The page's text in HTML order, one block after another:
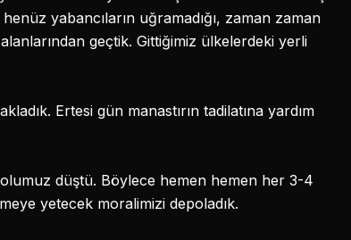
yabancıların uğramadığı, zaman zaman
geçtik. Gittiğimiz ülkelerdeki yerli
Ertesi gün manastırın tadilatına yardım
düştü. Böylece hemen hemen her 3-4
yetecek moralimizi depoladık.